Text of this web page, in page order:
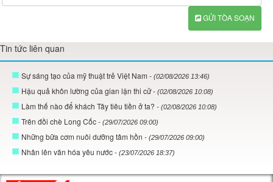
GỬI TÒA SOẠN
Tin tức liên quan
Sự sáng tạo của mỹ thuật trẻ Việt Nam - (02/08/2026 13:46)
Hậu quả khôn lường của gian lận thi cử- (02/08/2026 10:08)
Làm thế nào để khách Tây tiêu tiền ở ta? - (02/08/2026 10:08)
Trên đồi chè Long Cốc - (29/07/2026 09:00)
Những bữa cơm nuôi dưỡng tâm hồn - (29/07/2026 09:00)
Nhân lên văn hóa yêu nước - (23/07/2026 18:37)